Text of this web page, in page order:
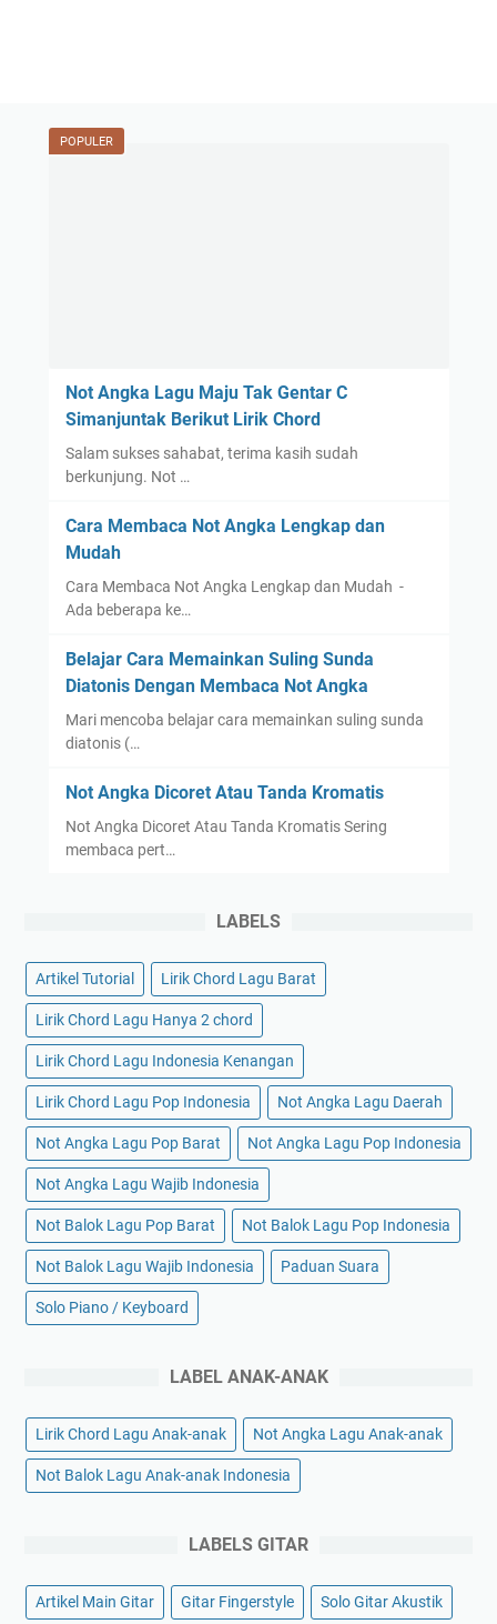
POPULER
Not Angka Lagu Maju Tak Gentar C
Simanjuntak Berikut Lirik Chord
Salam sukses sahabat, terima kasih sudah
berkunjung. Not …
Cara Membaca Not Angka Lengkap dan
Mudah
Cara Membaca Not Angka Lengkap dan Mudah -
Ada beberapa ke…
Belajar Cara Memainkan Suling Sunda
Diatonis Dengan Membaca Not Angka
Mari mencoba belajar cara memainkan suling sunda
diatonis (…
Not Angka Dicoret Atau Tanda Kromatis
Not Angka Dicoret Atau Tanda Kromatis Sering
membaca pert…
LABELS
Artikel Tutorial Lirik Chord Lagu Barat
Lirik Chord Lagu Hanya 2 chord
Lirik Chord Lagu Indonesia Kenangan
Lirik Chord Lagu Pop Indonesia Not Angka Lagu Daerah
Not Angka Lagu Pop Barat Not Angka Lagu Pop Indonesia
Not Angka Lagu Wajib Indonesia
Not Balok Lagu Pop Barat Not Balok Lagu Pop Indonesia
Not Balok Lagu Wajib Indonesia Paduan Suara
Solo Piano / Keyboard
LABEL ANAK-ANAK
Lirik Chord Lagu Anak-anak Not Angka Lagu Anak-anak
Not Balok Lagu Anak-anak Indonesia
LABELS GITAR
Artikel Main Gitar Gitar Fingerstyle Solo Gitar Akustik